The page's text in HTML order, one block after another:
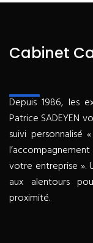
Cabinet
Depuis 1986, les
Patrice SADEYEN
suivi
votre entreprise ».
aux alentours
proximité.